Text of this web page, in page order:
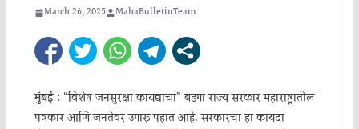
March 26, 2025 MahaBulletinTeam
मुंबई : “विशेष जनसुरक्षा कायद्याचा” बडगा राज्य सरकार महाराष्ट्रातील
पत्रकार आणि जनतेवर उगारू पहात आहे. सरकारचा हा कायदा